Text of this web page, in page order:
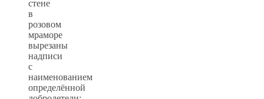
стене
в
розовом
мраморе
вырезаны
надписи
с
наименованием
определённой